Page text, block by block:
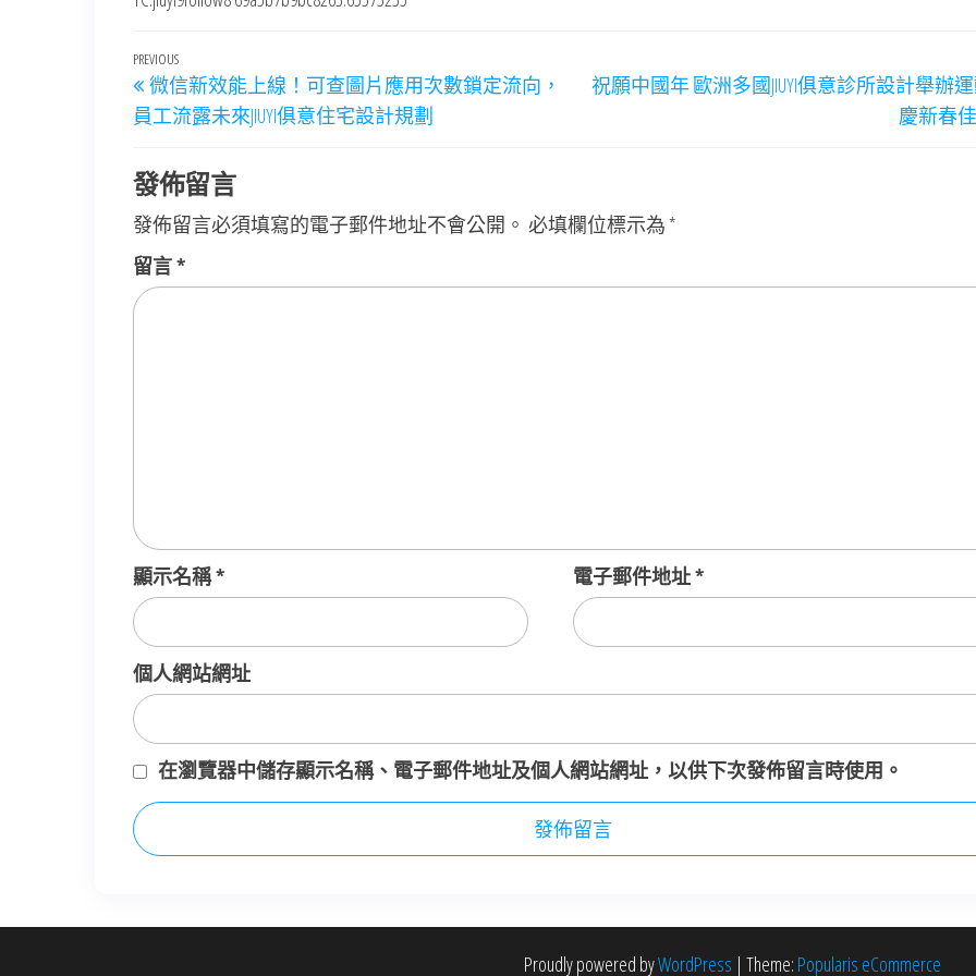
文
章
導
覽
Previous
Post
PREVIOUS
微信新效能上線！可查圖片應用次數鎖定流向，
員工流露未來JIUYI俱意住宅設計規劃
祝願中國年 歐洲多國JIUYI俱意診所設計舉辦
慶新春
發佈留言
發佈留言必須填寫的電子郵件地址不會公開。 必填欄位標示為 *
留言*
顯示名稱* 電子郵件地址*
個人網站網址
在瀏覽器中儲存顯示名稱、電子郵件地址及個人網站網址，以供下次發佈留言時使用。
Proudly powered byWordPress | Theme: Popularis eCommerce